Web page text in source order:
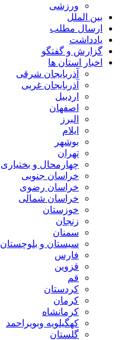
ورزشی
بین الملل
ارسال مطلب
یادداشت
گزارش و گفتگو
اخبار استان ها
آذربایجان شرقی
آذربایجان غربی
اردبیل
اصفهان
البرز
ایلام
بوشهر
تهران
چهارمحال و بختیاری
خراسان جنوبی
خراسان رضوی
خراسان شمالی
خوزستان
زنجان
سمنان
سیستان و بلوچستان
فارس
قزوین
قم
کردستان
کرمان
کرمانشاه
کهگیلویه وبویراحمد
گلستان